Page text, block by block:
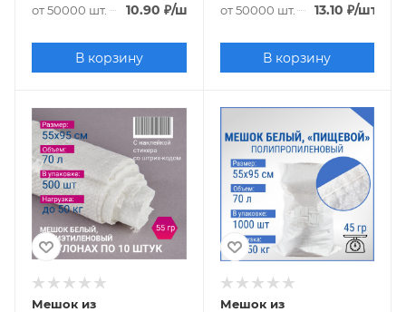
от 50000 шт. 10.90 ₽/шт.
В корзину
от 50000 шт. 13.10 ₽/шт.
В корзину
Мешок из
Мешок из